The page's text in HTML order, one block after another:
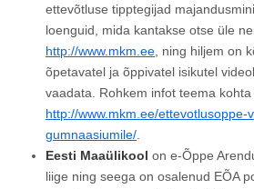
ettevõtluse tipptegijad
loenguid, mida kantakse otse üle
http://www.mkm.ee , ning hiljem on
õpetavatel ja õppivatel isikutel
vaadata. Rohkem infot teema kohta
http://www.mkm.ee/ettevotlusoppe-
gumnaasiumile/
Eesti Maaülikool on e-Õppe
liige ning seega on osalenud EÕA